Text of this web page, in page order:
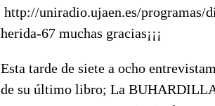
http://uniradio.ujaen.es/
herida-67 muchas gracias¡¡¡
Esta tarde de siete a ocho
de su último libro; La BUHARDILLA